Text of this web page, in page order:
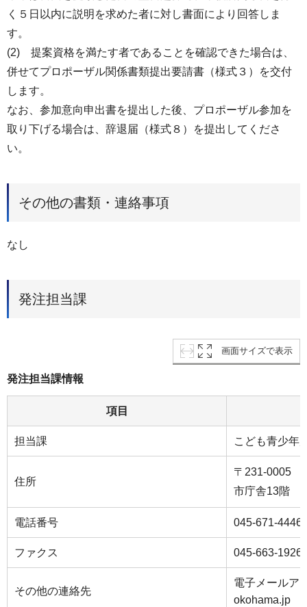
く５日以内に説明を求めた者に対し書面により回答しま
す。
(2) 提案資格を満たす者であることを確認できた場合は、
併せてプロポーザル関係書類提出要請書（様式３）を交付
します。
なお、参加意向申出書を提出した後、プロポーザル参加を
取り下げる場合は、辞退届（様式８）を提出してくださ
い。
その他の書類・連絡事項
なし
発注担当課
画面サイズで表示
発注担当課情報
項目
担当課 こども青少年
住所
〒231-0005
市庁舎13階
電話番号 045-671-4446
ファクス 045-663-1926
その他の連絡先
電子メールア
okohama.jp